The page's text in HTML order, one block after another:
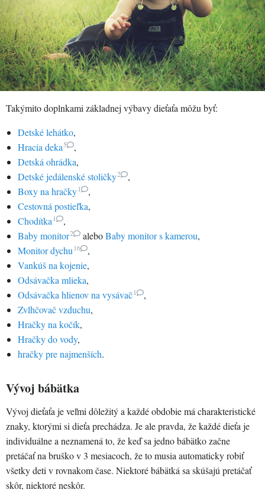
Takýmito doplnkami základnej výbavy dieťaťa môžu byť:
Detské lehátko,
Hracia deka5
,
Detská ohrádka,
Detské jedálenské stoličky2
,
Boxy na hračky1
,
Cestovná postieľka,
Chodítka1
,
Baby monitor2 aleboBaby monitor s kamerou,
Monitor dychu16
,
Vankúš na kojenie,
Odsávačka mlieka,
Odsávačka hlienov na vysávač1
,
Zvlhčovač vzduchu,
Hračky na kočík,
Hračky do vody,
hračky pre najmenších.
Vývoj bábätka
Vývoj dieťaťa je veľmi dôležitý a každé obdobie má charakteristické
znaky, ktorými si dieťa prechádza. Je ale pravda, že každé dieťa je
individuálne a neznamená to, že keď sa jedno bábätko začne
pretáčať na bruško v 3 mesiacoch, že to musia automaticky robiť
všetky deti v rovnakom čase. Niektoré bábätká sa skúšajú pretáčať
skôr, niektoré neskôr.